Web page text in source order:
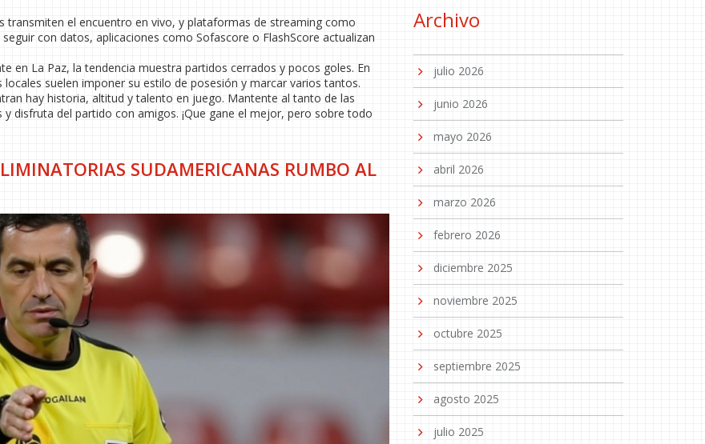
transmiten el encuentro en vivo, y plataformas de streaming como
con datos, aplicaciones como Sofascore o FlashScore actualizan
en La Paz, la tendencia muestra partidos cerrados y pocos goles. En
suelen imponer su estilo de posesión y marcar varios tantos.
hay historia, altitud y talento en juego. Mantente al tanto de las
disfruta del partido con amigos. ¡Que gane el mejor, pero sobre todo
SUDAMERICANAS RUMBO AL
Archivo
julio 2026
junio 2026
mayo 2026
abril 2026
marzo 2026
febrero 2026
diciembre 2025
noviembre 2025
octubre 2025
septiembre 2025
agosto 2025
julio 2025